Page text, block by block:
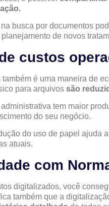
busca por documentos
de novos
custos
é uma maneira de
para arquivos são
tem maior
do seu negócio.
do uso de papel ajuda
atuais.
com
digitalizados, você
também que a